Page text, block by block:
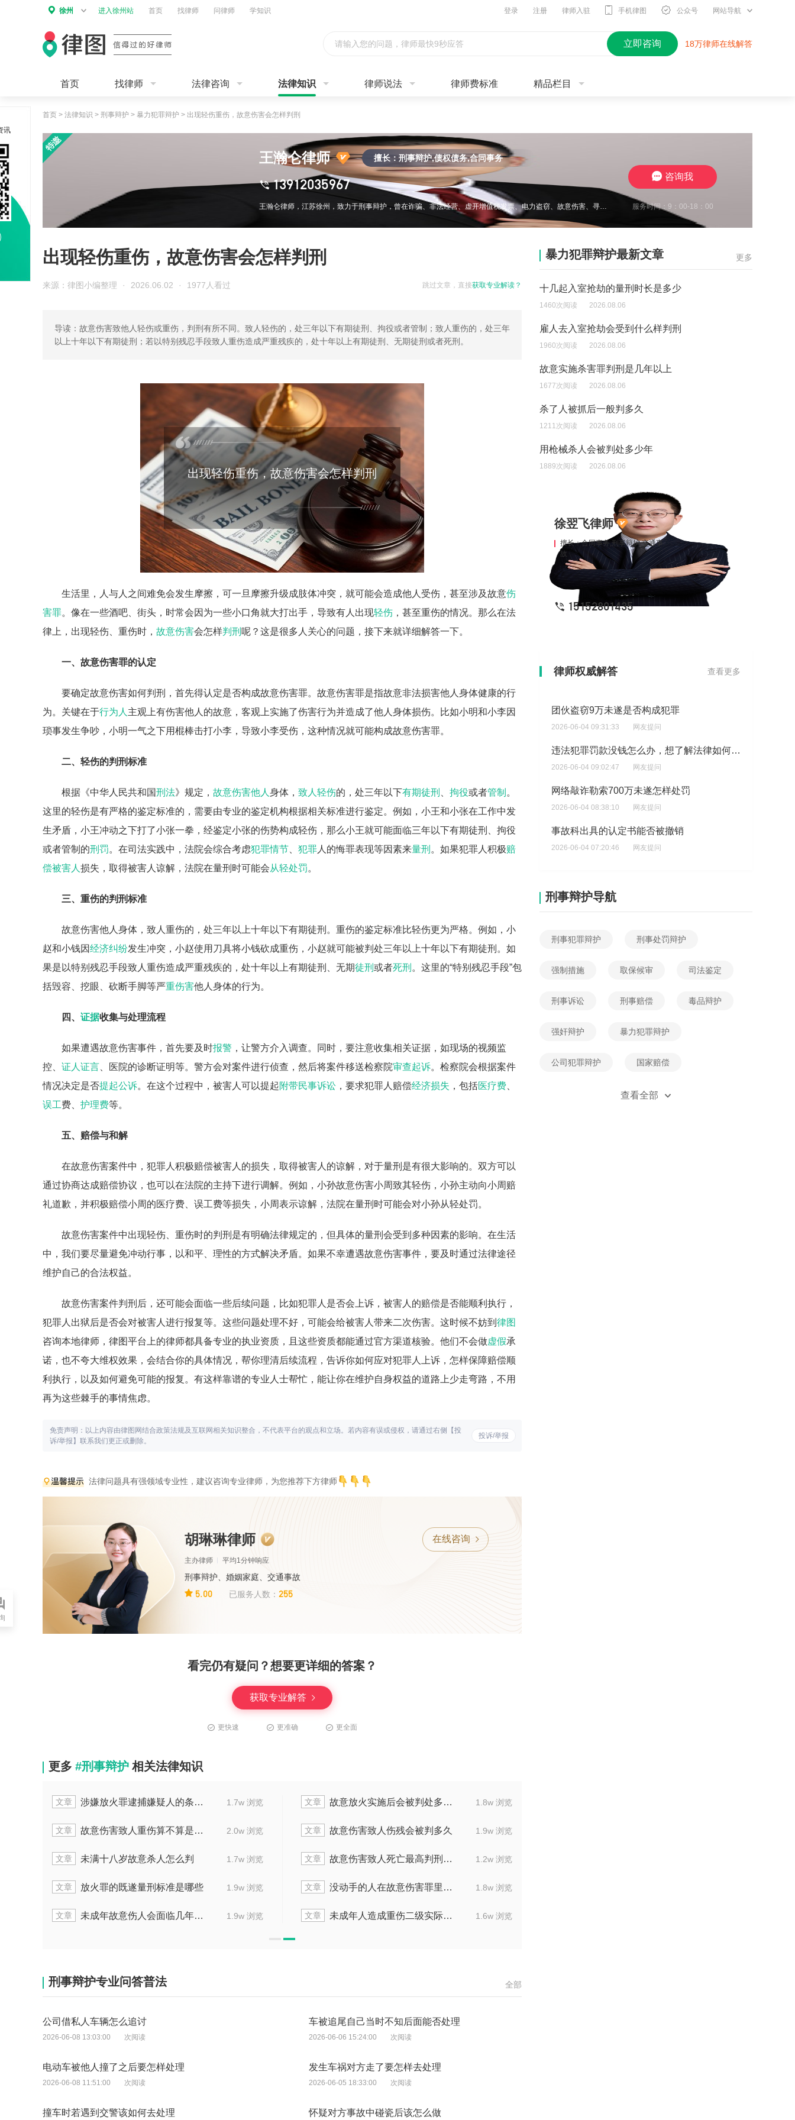
徐州 进入徐州站 首页 找律师 问律师 学知识 登录 注册 律师入驻 手机律图 公众号 网站导航
请输入您的问题，律师最快9秒应答 立即咨询 18万律师在线解答
首页 找律师 法律咨询 法律知识 律师说法 律师费标准 精品栏目
首页 > 法律知识 > 刑事辩护 > 暴力犯罪辩护 > 出现轻伤重伤，故意伤害会怎样判刑
王瀚仑律师 擅长：刑事辩护,债权债务,合同事务
13912035967
王瀚仑律师，江苏徐州，致力于刑事辩护，曾在诈骗、非法经营、虚开增值税发票、电力盗窃、故意伤害、寻衅滋事、开设赌场、帮信等多类案件中取得良好辩护效果，有多起缓刑、不起诉成功案例，同时在合同纠纷、债权债务、婚姻家事、抚养权纠纷、执行异议纠纷等方面，具有丰富的办案经验，认真负责，帮助每一位当事人维护合法权益。 服务时间：9：00-18：00
咨询我
出现轻伤重伤，故意伤害会怎样判刑
跳过文章，直接获取专业解读？
来源：律图小编整理 · 2026.06.02 · 1977人看过
导读：故意伤害致他人轻伤或重伤，判刑有所不同。致人轻伤的，处三年以下有期徒刑、拘役或者管制；致人重伤的，处三年
以上十年以下有期徒刑；若以特别残忍手段致人重伤造成严重残疾的，处十年以上有期徒刑、无期徒刑或者死刑。
出现轻伤重伤，故意伤害会怎样判刑
生活里，人与人之间难免会发生摩擦，可一旦摩擦升级成肢体冲突，就可能会造成他人受伤，甚至涉及故意伤
害罪。像在一些酒吧、街头，时常会因为一些小口角就大打出手，导致有人出现轻伤 ，甚至重伤的情况。那么在法
律上，出现轻伤、重伤时， 故意伤害会怎样判刑 呢？这是很多人关心的问题，接下来就详细解答一下。
一、故意伤害罪的认定
要确定故意伤害如何判刑，首先得认定是否构成故意伤害罪。故意伤害罪是指故意非法损害他人身体健康的行
为。关键在于行为人 主观上有伤害他人的故意，客观上实施了伤害行为并造成了他人身体损伤。比如小明和小李因
琐事发生争吵，小明一气之下用棍棒击打小李，导致小李受伤，这种情况就可能构成故意伤害罪。
二、轻伤的判刑标准
根据《中华人民共和国刑法》规定， 故意伤害他人 身体， 致人轻伤的，处三年以下有期徒刑 拘役或者管制 。
这里的轻伤是有严格的鉴定标准的，需要由专业的鉴定机构根据相关标准进行鉴定。例如，小王和小张在工作中发
生矛盾，小王冲动之下打了小张一拳，经鉴定小张的伤势构成轻伤，那么小王就可能面临三年以下有期徒刑、拘役
或者管制的刑罚。在司法实践中，法院会综合考虑犯罪情节 犯罪 人的悔罪表现等因素来量刑 。如果犯罪人积极赔
偿被害人 损失，取得被害人谅解，法院在量刑时可能会从轻处罚。
三、重伤的判刑标准
故意伤害他人身体，致人重伤的，处三年以上十年以下有期徒刑。重伤的鉴定标准比轻伤更为严格。例如，小
赵和小钱因经济纠纷发生冲突，小赵使用刀具将小钱砍成重伤，小赵就可能被判处三年以上十年以下有期徒刑。如
果是以特别残忍手段致人重伤造成严重残疾的，处十年以上有期徒刑、无期徒刑 或者死刑 。这里的“特别残忍手段”包
括毁容、挖眼、砍断手脚等严重伤害他人身体的行为。
四、 证据收集与处理流程
如果遭遇故意伤害事件，首先要及时报警 ，让警方介入调查。同时，要注意收集相关证据，如现场的视频监
控、 证人证言 、医院的诊断证明等。警方会对案件进行侦查，然后将案件移送检察院审查起诉。检察院会根据案件
情况决定是否提起公诉。在这个过程中，被害人可以提起附带民事诉讼 ，要求犯罪人赔偿经济损失 ，包括医疗费
误工费、 护理费等。
五、赔偿与和解
在故意伤害案件中，犯罪人积极赔偿被害人的损失，取得被害人的谅解，对于量刑是有很大影响的。双方可以
通过协商达成赔偿协议，也可以在法院的主持下进行调解。例如，小孙故意伤害小周致其轻伤，小孙主动向小周赔
礼道歉，并积极赔偿小周的医疗费、误工费等损失，小周表示谅解，法院在量刑时可能会对小孙从轻处罚。
故意伤害案件中出现轻伤、重伤时的判刑是有明确法律规定的，但具体的量刑会受到多种因素的影响。在生活
中，我们要尽量避免冲动行事，以和平、理性的方式解决矛盾。如果不幸遭遇故意伤害事件，要及时通过法律途径
维护自己的合法权益。
故意伤害案件判刑后，还可能会面临一些后续问题，比如犯罪人是否会上诉，被害人的赔偿是否能顺利执行，
犯罪人出狱后是否会对被害人进行报复等。这些问题处理不好，可能会给被害人带来二次伤害。这时候不妨到 律图
咨询本地律师，律图平台上的律师都具备专业的执业资质，且这些资质都能通过官方渠道核验。他们不会做虚假承
诺，也不夸大维权效果，会结合你的具体情况，帮你理清后续流程，告诉你如何应对犯罪人上诉，怎样保障赔偿顺
利执行，以及如何避免可能的报复。有这样靠谱的专业人士帮忙，能让你在维护自身权益的道路上少走弯路，不用
再为这些棘手的事情焦虑。
投诉/举报
免责声明：以上内容由律图网结合政策法规及互联网相关知识整合，不代表平台的观点和立场。若内容有误或侵权，请通过右侧【投
诉/举报】联系我们更正或删除。
法律问题具有强领域专业性，建议咨询专业律师，为您推荐下方律师
胡琳琳律师
主办律师 平均1分钟响应
刑事辩护、婚姻家庭、交通事故
5.00 已服务人数： 255
在线咨询
看完仍有疑问？想要更详细的答案？
获取专业解答
更快速 更准确 更全面
更多 #刑事辩护 相关法律知识
1.7w 浏览
劫行为法定责任年龄是几岁 1.4w 浏览
15岁故意杀人怎么定罪量刑
1.2w 浏览
故意杀人通常会判多长时间 1.7w 浏览
故意伤害罪砍人通常量刑是几年
2.0w 浏览
伤害导致他人重伤会判多久 1.6w 浏览
怎样去判定故意伤害罪的量刑方式
1.7w 浏览
害致死获15年刑，实际判的时间多久 1.7w 浏览
故意伤害致死的情况下能拿多少赔偿
1.6w 浏览
伤害罪批捕后一般关押多久 1.6w 浏览
致人死亡的故意伤害，刑法判多久
文章 涉嫌放火罪逮捕嫌疑人的条件有哪些
文章 故意伤害致人重伤算不算是重大犯罪
文章 未满十八岁故意杀人怎么判
文章 放火罪的既遂量刑标准是哪些
文章 未成年故意伤人会面临几年监禁
刑事辩护专业问答普法 全部
公司借私人车辆怎么追讨
2026-06-08 13:03:00 次阅读
电动车被他人撞了之后要怎样处理
2026-06-08 11:51:00 次阅读
撞车时若遇到交警该如何去处理
车被追尾自己当时不知后面能否处理
2026-06-06 15:24:00 次阅读
发生车祸对方走了要怎样去处理
2026-06-05 18:33:00 次阅读
怀疑对方事故中碰瓷后该怎么做
更多
暴力犯罪辩护最新文章
十几起入室抢劫的量刑时长是多少
1460次阅读 2026.08.06
雇人去入室抢劫会受到什么样判刑
1960次阅读 2026.08.06
故意实施杀害罪判刑是几年以上
1677次阅读 2026.08.06
杀了人被抓后一般判多久
1211次阅读 2026.08.06
用枪械杀人会被判处多少年
1889次阅读 2026.08.06
徐翌飞律师
擅长：合同事务,刑事辩护,交通事
故
15152801435
律师权威解答 查看更多
警察把之前的案子翻出来了，是集中斗殴?
团伙盗窃9万未遂是否构成犯罪
2026-06-04 09:31:33 网友提问
违法犯罪罚款没钱怎么办，想了解法律如何保障交不起罚款的人权益?
2026-06-04 09:02:47 网友提问
网络敲诈勒索700万未遂怎样处罚
2026-06-04 08:38:10 网友提问
事故科出具的认定书能否被撤销
2026-06-04 07:20:46 网友提问
若对方不谅解，能否免于起诉
2026-06-04 06:12:06 网友提问
刑事辩护导航
刑事犯罪辩护 刑事处罚辩护
强制措施 取保候审 司法鉴定
刑事诉讼 刑事赔偿 毒品辩护
强奸辩护 暴力犯罪辩护
公司犯罪辩护 国家赔偿
死刑辩护
查看全部
讯